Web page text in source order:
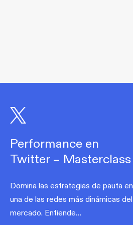
Performance en
Twitter – Masterclass
Domina las estrategias de pauta en
una de las redes más dinámicas del
mercado. Entiende…